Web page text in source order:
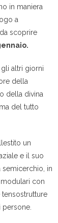
in maniera
a
scoprire
altri giorni
della
della divina
del tutto
un
e il suo
semicerchio, in
con